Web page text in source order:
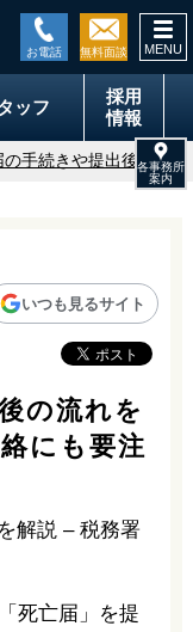
ッフ
採用
情報
の手続きや提出後の流
いつも見るサイト
の流れを
にも要注
死亡届」を提